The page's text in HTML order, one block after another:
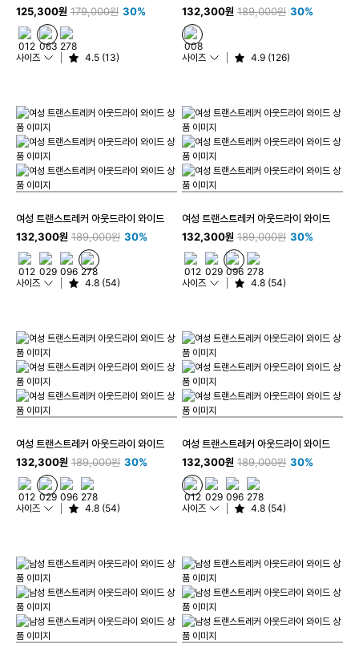
125,300원 179,000원 30%
사이즈 4.5 (13)
132,300원 189,000원 30%
사이즈 4.9 (126)
여성 트랜스트레커 아웃드라이 와이드
132,300원 189,000원 30%
사이즈 4.8 (54)
여성 트랜스트레커 아웃드라이 와이드
132,300원 189,000원 30%
사이즈 4.8 (54)
여성 트랜스트레커 아웃드라이 와이드
132,300원 189,000원 30%
사이즈 4.8 (54)
여성 트랜스트레커 아웃드라이 와이드
132,300원 189,000원 30%
사이즈 4.8 (54)